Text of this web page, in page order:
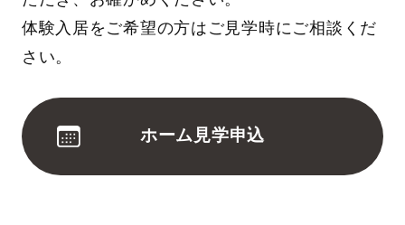
体験入居をご希望の方はご見学時にご相談くだ
さい。
ホーム見学申込